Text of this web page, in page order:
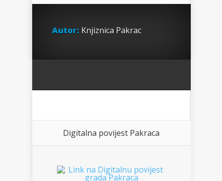
Autor: Knjiznica Pakrac
Digitalna povijest Pakraca